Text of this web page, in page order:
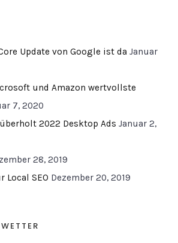
Update von Google ist da Januar
und Amazon wertvollste
7, 2020
2022 Desktop Ads Januar 2,
28, 2019
Local SEO Dezember 20, 2019